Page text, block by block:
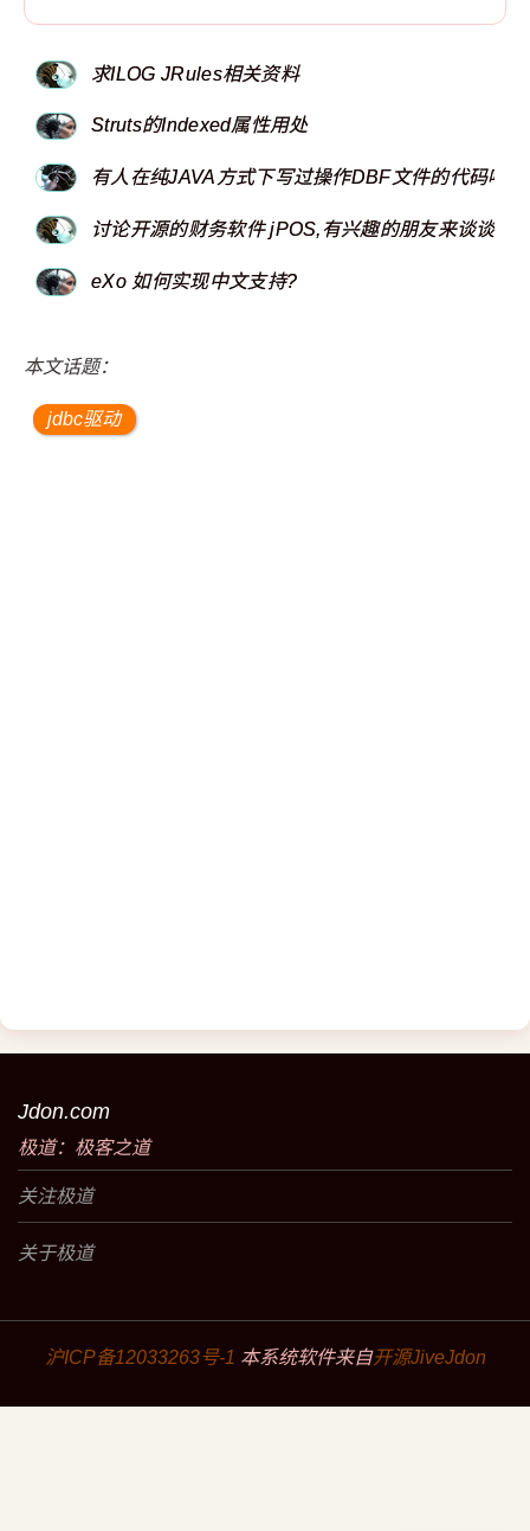
求ILOG JRules相关资料
Struts的Indexed属性用处
有人在纯JAVA方式下写过操作DBF文件的代码吗
讨论开源的财务软件 jPOS,有兴趣的朋友来谈谈自
eXo 如何实现中文支持?
本文话题：
jdbc驱动
Jdon.com
极道：极客之道
关注极道
关于极道
沪ICP备12033263号-1 本系统软件来自开源JiveJdon